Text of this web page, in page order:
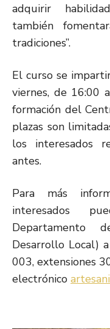
adquirir
también
tradiciones”.
El curso se
viernes, de 16:00
formación del
plazas son
los interesados
antes.
Para más
interesados
Departamento
Desarrollo Local)
003, extensiones
electrónico